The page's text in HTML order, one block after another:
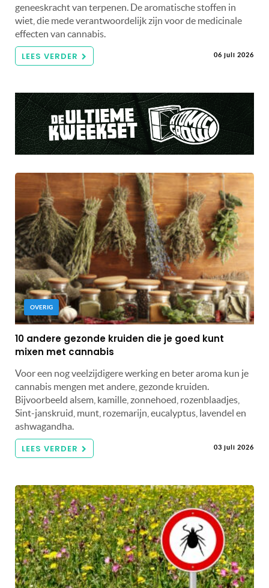
geneeskracht van terpenen. De aromatische stoffen in
wiet, die mede verantwoordelijk zijn voor de medicinale
effecten van cannabis.
LEES VERDER 06 juli 2026
OVERIG
10 andere gezonde kruiden die je goed kunt
mixen met cannabis
Voor een nog veelzijdigere werking en beter aroma kun je
cannabis mengen met andere, gezonde kruiden.
Bijvoorbeeld alsem, kamille, zonnehoed, rozenblaadjes,
Sint-janskruid, munt, rozemarijn, eucalyptus, lavendel en
ashwagandha.
LEES VERDER 03 juli 2026